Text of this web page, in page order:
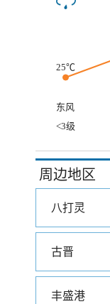
25℃
东风
<3级
周边地区
八打灵
古晋
丰盛港